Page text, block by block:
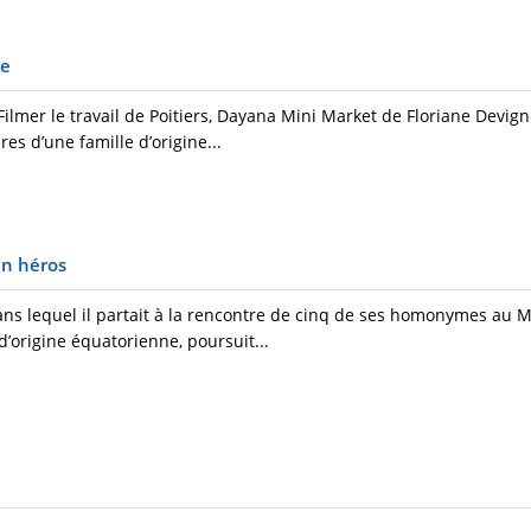
le travail de Poitiers, Dayana Mini Market de Floriane
d’une famille d’origine...
héros
lequel il partait à la rencontre de cinq de ses homonymes au
équatorienne, poursuit...